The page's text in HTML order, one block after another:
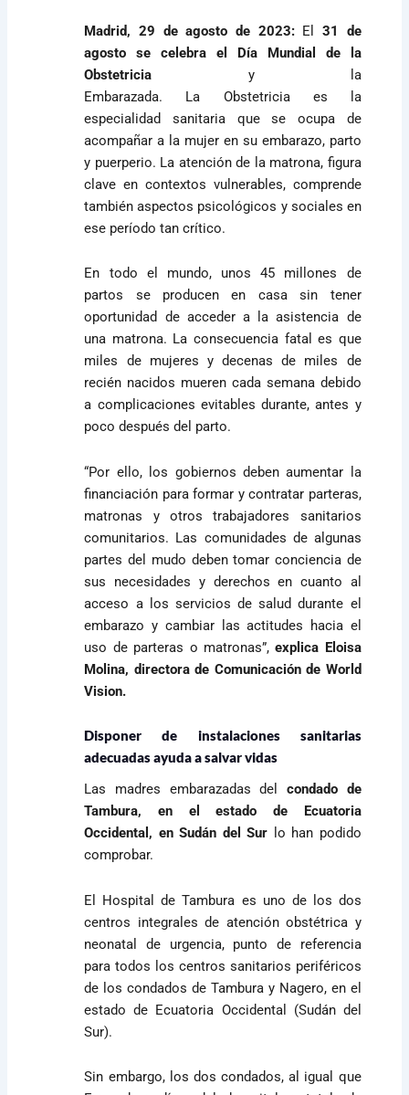
Madrid, 29 de agosto de 2023: El 31 de
agosto se celebra el Día Mundial de la
Obstetricia y la
Embarazada.
La Obstetricia
es la
especialidad sanitaria que se ocupa de
acompañar a la mujer en su embarazo, parto
y puerperio. La atención de la matrona, figura
clave en contextos vulnerables, comprende
también aspectos psicológicos y sociales en
ese período tan crítico.
En todo el mundo, unos 45 millones de
partos se producen en casa sin tener
oportunidad de acceder a la asistencia de
una matrona. La consecuencia fatal es que
miles de mujeres y decenas de miles de
recién nacidos mueren cada semana debido
a complicaciones evitables durante, antes y
poco después del parto.
“Por ello, los gobiernos deben aumentar la
financiación para formar y contratar parteras,
matronas y otros trabajadores sanitarios
comunitarios. Las comunidades de algunas
partes del mudo deben tomar conciencia de
sus necesidades y derechos en cuanto al
acceso a los servicios de salud durante el
embarazo y cambiar las actitudes hacia el
uso de parteras o matronas”, explica Eloisa
Molina, directora de Comunicación de World
Vision.
Disponer de instalaciones sanitarias
adecuadas ayuda a salvar vidas
Las madres embarazadas del
condado de
Tambura, en el estado de Ecuatoria
Occidental, en Sudán del Sur lo han podido
comprobar.
El Hospital de Tambura es uno de los dos
centros integrales de atención obstétrica y
neonatal de urgencia, punto de referencia
para todos los centros sanitarios periféricos
de los condados de Tambura y Nagero, en el
estado de Ecuatoria Occidental (Sudán del
Sur).
Sin embargo, los dos condados, al igual que